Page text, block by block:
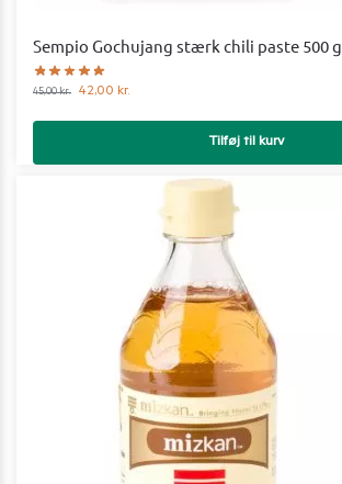
Sempio Gochujang stærk chili paste 500 g.
45,00kr. 42,00 kr.
Tilføj til kurv